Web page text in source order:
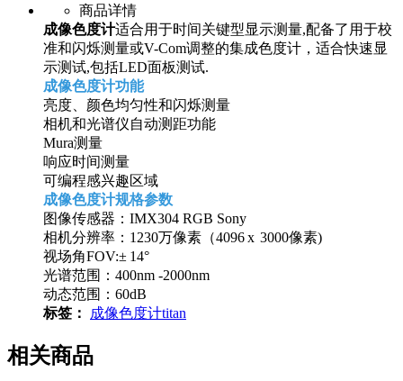
商品详情
成像色度计适合用于时间关键型显示测量,配备了用于校
准和闪烁测量或V-Com调整的集成色度计，适合快速显
示测试,包括LED面板测试.
成像色度计功能
亮度、颜色均匀性和闪烁测量
相机和光谱仪自动测距功能
Mura测量
响应时间测量
可编程感兴趣区域
成像色度计规格参数
图像传感器：IMX304 RGB Sony
相机分辨率：1230万像素（4096 x 3000像素)
视场角FOV:± 14°
光谱范围：400nm -2000nm
动态范围：60dB
标签：
成像色度计titan
相关商品